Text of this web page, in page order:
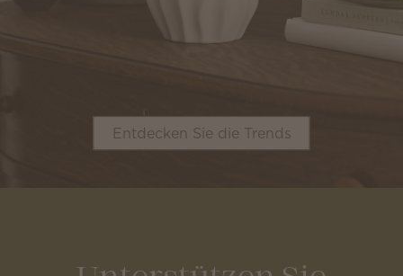
Entdecken Sie die Trends